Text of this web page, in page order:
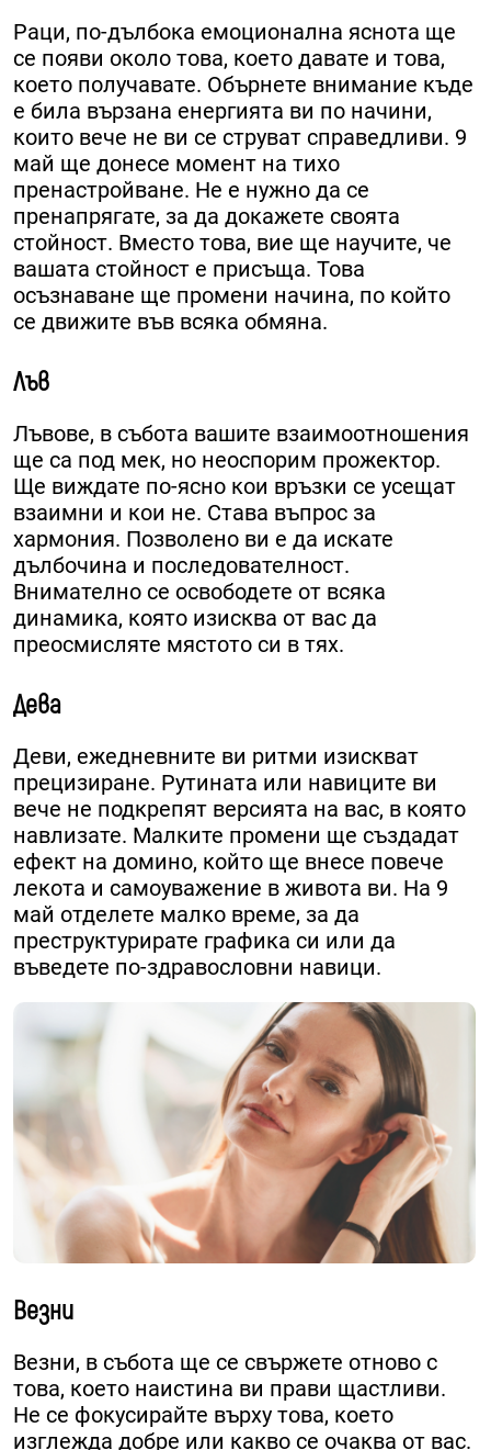
Раци, по-дълбока емоционална яснота ще
се появи около това, което давате и това,
което получавате. Обърнете внимание къде
е била вързана енергията ви по начини,
които вече не ви се струват справедливи. 9
май ще донесе момент на тихо
пренастройване. Не е нужно да се
пренапрягате, за да докажете своята
стойност. Вместо това, вие ще научите, че
вашата стойност е присъща. Това
осъзнаване ще промени начина, по който
се движите във всяка обмяна.
Лъв
Лъвове, в събота вашите взаимоотношения
ще са под мек, но неоспорим прожектор.
Ще виждате по-ясно кои връзки се усещат
взаимни и кои не. Става въпрос за
хармония. Позволено ви е да искате
дълбочина и последователност.
Внимателно се освободете от всяка
динамика, която изисква от вас да
преосмисляте мястото си в тях.
Дева
Деви, ежедневните ви ритми изискват
прецизиране. Рутината или навиците ви
вече не подкрепят версията на вас, в която
навлизате. Малките промени ще създадат
ефект на домино, който ще внесе повече
лекота и самоуважение в живота ви. На 9
май отделете малко време, за да
преструктурирате графика си или да
въведете по-здравословни навици.
Везни
Везни, в събота ще се свържете отново с
това, което наистина ви прави щастливи.
Не се фокусирайте върху това, което
изглежда добре или какво се очаква от вас.